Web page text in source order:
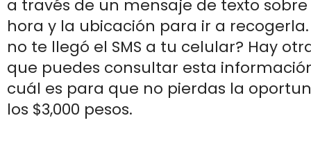
a través de un mensaje de texto
hora y la ubicación para ir a
no te llegó el SMS a tu celular? Hay
que puedes consultar esta
cuál es para que no pierdas la
los $3,000 pesos.